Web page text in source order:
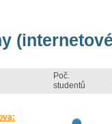
Poč.
studentů